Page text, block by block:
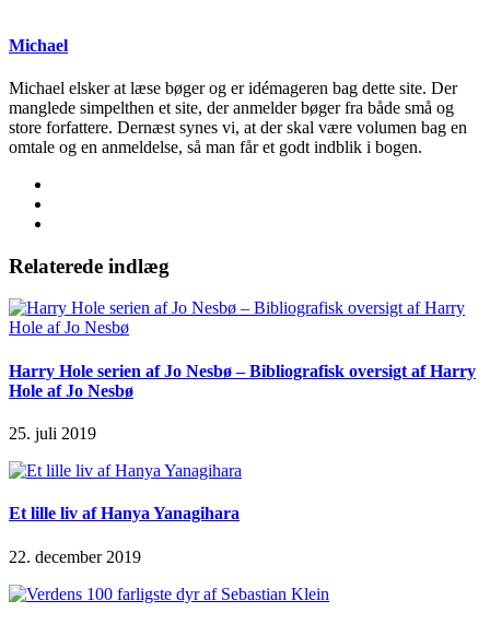
Michael
Michael elsker at læse bøger og er idémageren bag dette site. Der
manglede simpelthen et site, der anmelder bøger fra både små og
store forfattere. Dernæst synes vi, at der skal være volumen bag en
omtale og en anmeldelse, så man får et godt indblik i bogen.
Relaterede indlæg
Harry Hole serien af Jo Nesbø – Bibliografisk oversigt af Harry
Hole af Jo Nesbø
25. juli 2019
Et lille liv af Hanya Yanagihara
22. december 2019